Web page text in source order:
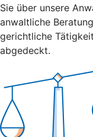
Sie über unsere
anwaltliche
gerichtliche
abgedeckt.